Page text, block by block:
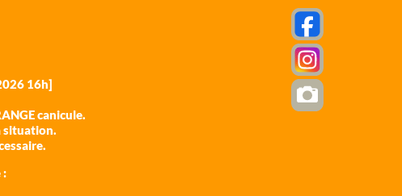
16h]
canicule.
situation.
: